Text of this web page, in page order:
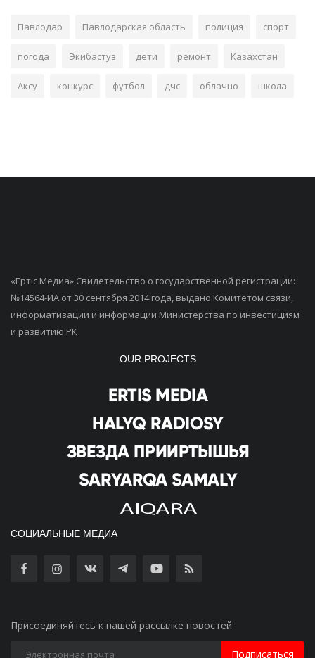
Павлодар Павлодарская область полиция спорт
погода Экибастуз дети ремонт Казахстан
Аксу конкурс футбол дчс облачно школа
«Ертiс Медиа» Свидетельство о государственной регистрации:
№14564-ИА от 30 сентября 2014 года, выдано Комитетом связи,
информатизации и информации Министерства по инвестициям
и развитию РК
OUR PROJECTS
СОЦИАЛЬНЫЕ МЕДИА
Присоединяйтесь к нашей рассылке новостей
Подписаться